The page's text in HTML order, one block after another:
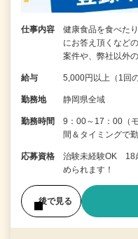
仕事内容
健康食品を食べた
にお答え頂くなど
案件や、弊社以外
給与 5,000円以上（1回
勤務地 静岡県全域
勤務時間
9：00～17：00（
間＆タイミングで
応募資格
治験未経験OK 18
められます！
後で見る